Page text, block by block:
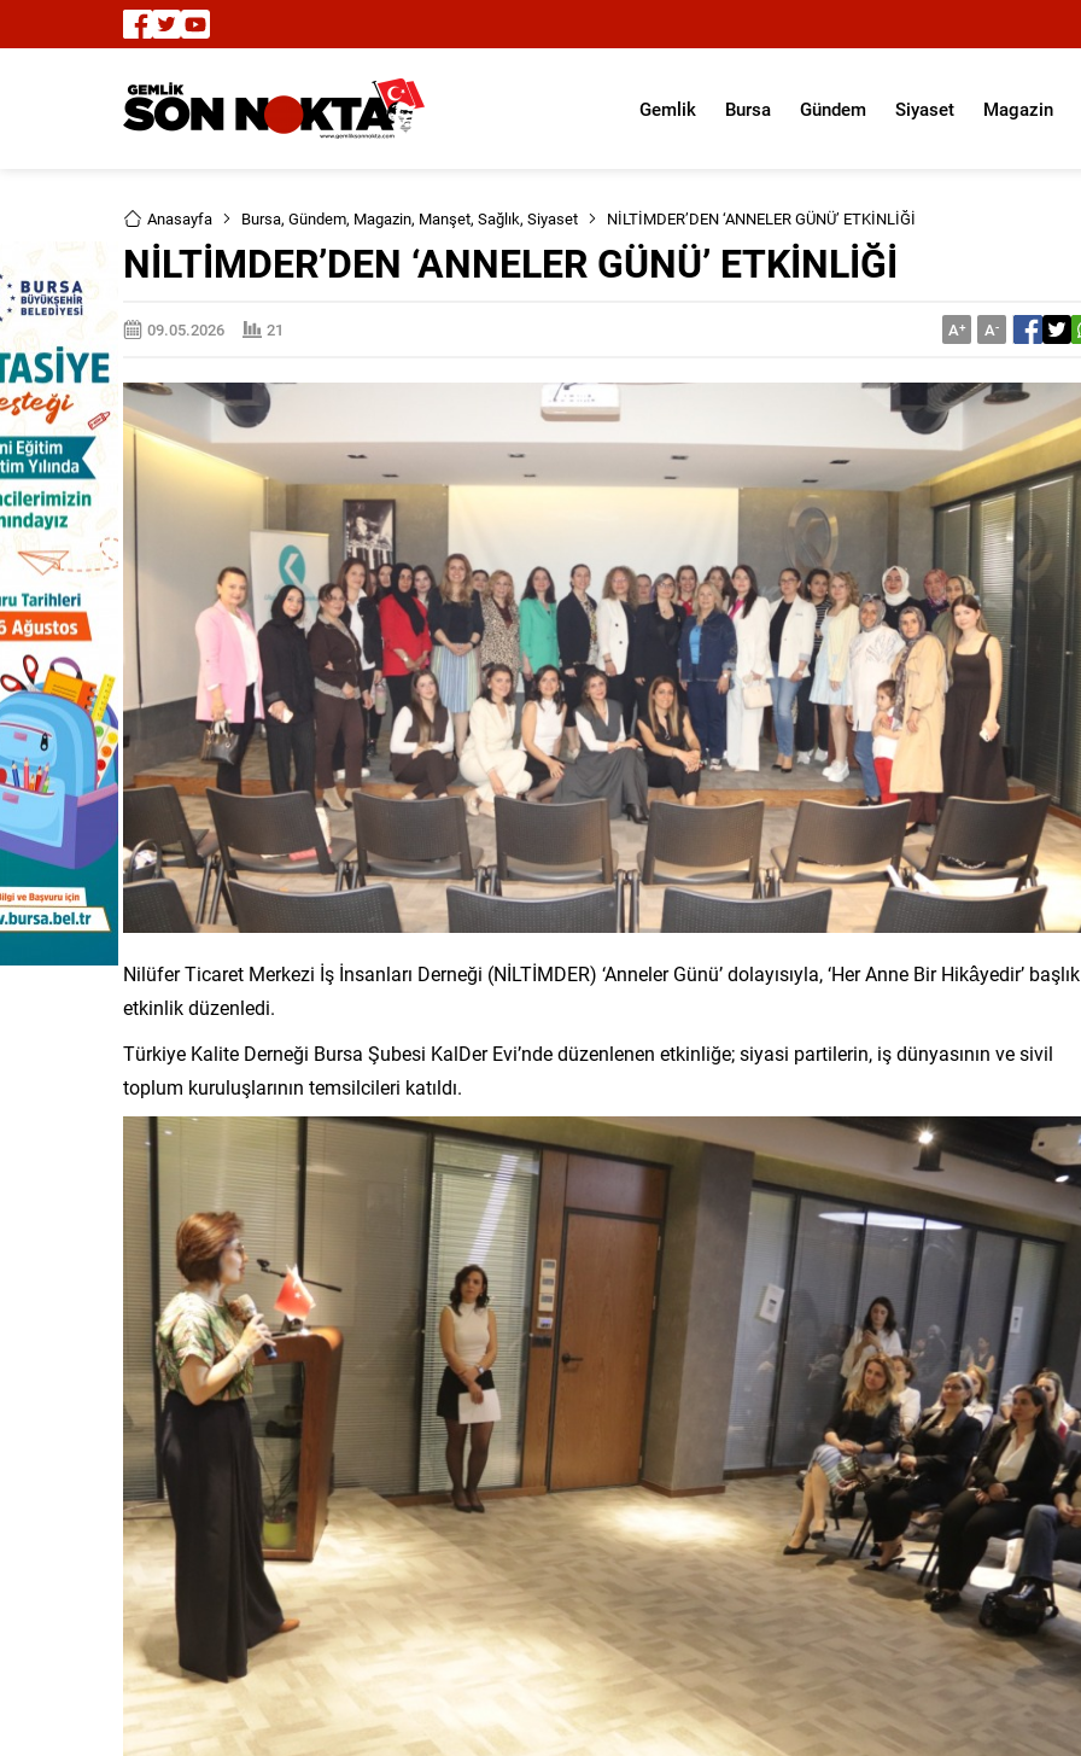
Gemlik Bursa Gündem Siyaset Magazin
Anasayfa Bursa, Gündem, Magazin, Manşet, Sağlık, Siyaset NİLTİMDER’DEN ‘ANNELER GÜNÜ’ ETKİNLİĞİ
NİLTİMDER’DEN ‘ANNELER GÜNÜ’ ETKİNLİĞİ
09.05.2026 21 A+ A-
Nilüfer Ticaret Merkezi İş İnsanları Derneği (NİLTİMDER) ‘Anneler Günü’ dolayısıyla, ‘Her Anne Bir Hikâyedir’
etkinlik düzenledi.
Türkiye Kalite Derneği Bursa Şubesi KalDer Evi’nde düzenlenen etkinliğe; siyasi partilerin, iş dünyasının ve sivil
toplum kuruluşlarının temsilcileri katıldı.